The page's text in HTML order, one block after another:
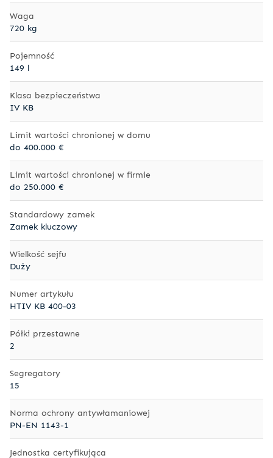
Waga
720 kg
Pojemność
149 l
Klasa bezpieczeństwa
IV KB
Limit wartości chronionej w domu
do 400.000 €
Limit wartości chronionej w firmie
do 250.000 €
Standardowy zamek
Zamek kluczowy
Wielkość sejfu
Duży
Numer artykułu
HTIV KB 400-03
Półki przestawne
2
Segregatory
15
Norma ochrony antywłamaniowej
PN-EN 1143-1
Jednostka certyfikująca